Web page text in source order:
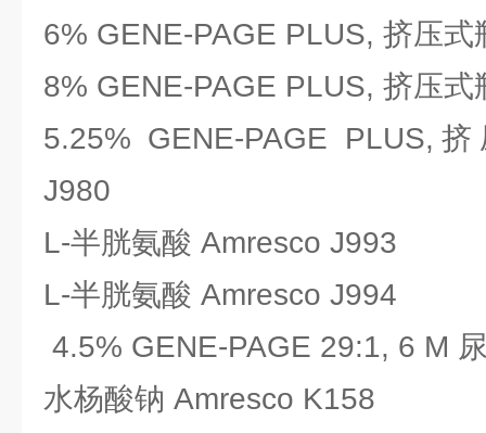
6% GENE-PAGE PLUS, 挤压
8% GENE-PAGE PLUS, 挤压
5.25% GENE-PAGE PLUS,
J980
L-半胱氨酸 Amresco J993
L-半胱氨酸 Amresco J994
4.5% GENE-PAGE 29:1, 6 M
水杨酸钠 Amresco K158